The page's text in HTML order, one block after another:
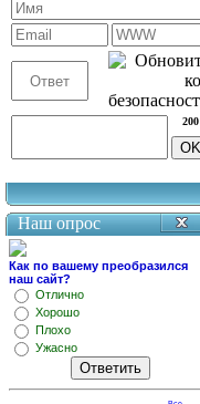
200
Наш опрос
Как по вашему преобразился
наш сайт?
Отлично
Хорошо
Плохо
Ужасно